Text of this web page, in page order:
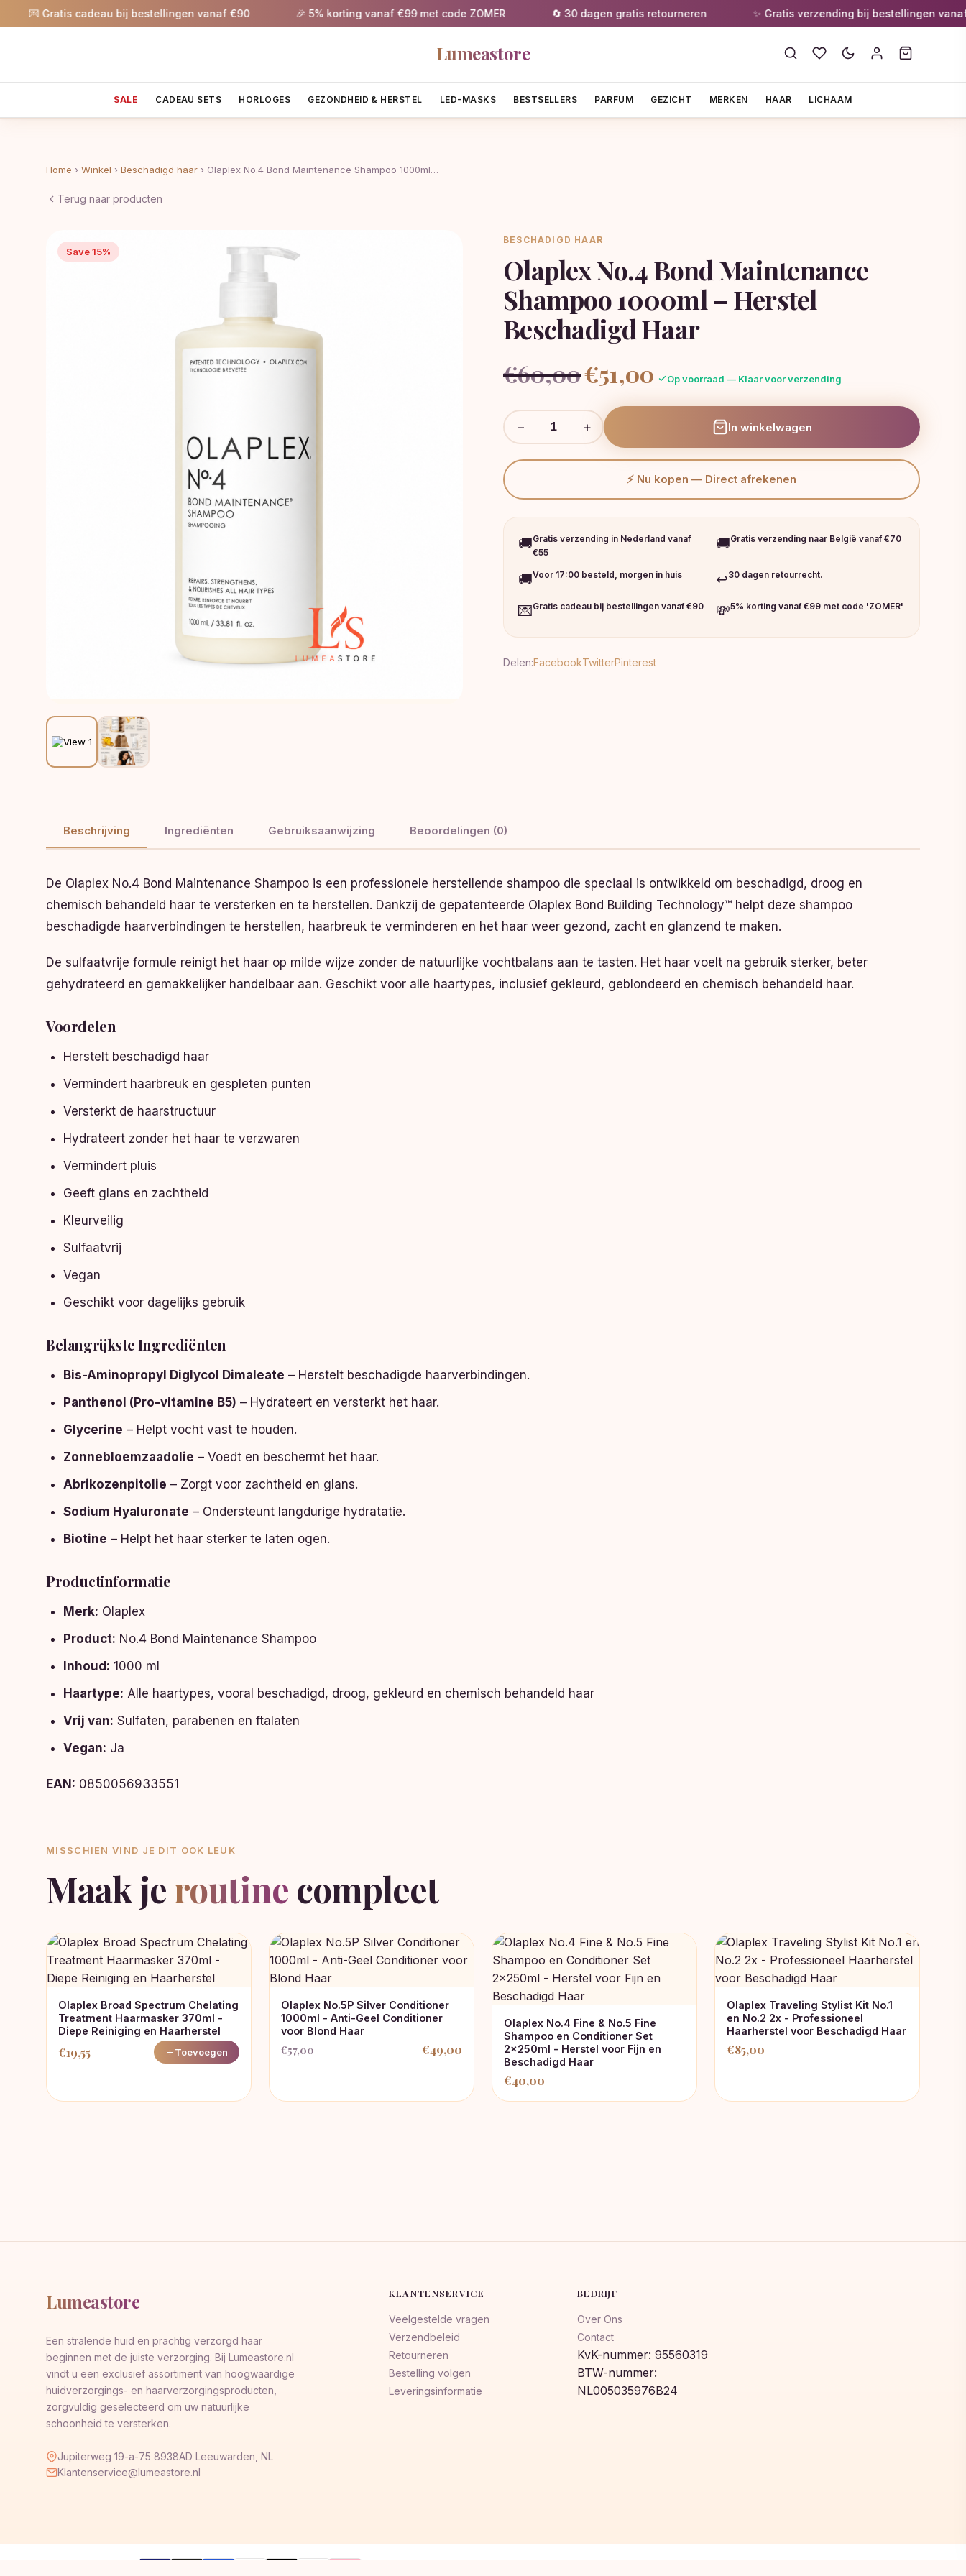
Gratis cadeau bij bestellingen vanaf €90 🎉 5% korting vanaf €99 met code ZOMER 🔄 30 dagen gratis retourneren ✨ Gratis verzending bij bestellingen vanaf €55
Lumeastore
SALE CADEAU SETS HORLOGES GEZONDHEID & HERSTEL LED-MASKS BESTSELLERS PARFUM GEZICHT MERKEN HAAR LICHAAM
Home › Winkel › Beschadigd haar › Olaplex No.4 Bond Maintenance Shampoo 1000ml…
Terug naar producten
Save 15%
BESCHADIGD HAAR
Olaplex No.4 Bond Maintenance
Shampoo 1000ml – Herstel
Beschadigd Haar
€60,00
Oorspronkelijke
prijs
€60,00.
€51,00 prijsOp voorraad — Klaar voor verzending
− + In winkelwagen
⚡ Nu kopen — Direct afrekenen
🚚Gratis verzending in Nederland vanaf
€55
🚚Gratis verzending naar België vanaf €70
🚚Voor 17:00 besteld, morgen in huis ↩️30 dagen retourrecht.
💌Gratis cadeau bij bestellingen vanaf €90 💸5% korting vanaf €99 met code 'ZOMER'
Delen:FacebookTwitterPinterest
Beschrijving Ingrediënten Gebruiksaanwijzing Beoordelingen (0)
De Olaplex No.4 Bond Maintenance Shampoo is een professionele herstellende shampoo die speciaal is ontwikkeld om beschadigd, droog en
chemisch behandeld haar te versterken en te herstellen. Dankzij de gepatenteerde Olaplex Bond Building Technology™ helpt deze shampoo
beschadigde haarverbindingen te herstellen, haarbreuk te verminderen en het haar weer gezond, zacht en glanzend te maken.
De sulfaatvrije formule reinigt het haar op milde wijze zonder de natuurlijke vochtbalans aan te tasten. Het haar voelt na gebruik sterker, beter
gehydrateerd en gemakkelijker handelbaar aan. Geschikt voor alle haartypes, inclusief gekleurd, geblondeerd en chemisch behandeld haar.
Voordelen
Herstelt beschadigd haar
Vermindert haarbreuk en gespleten punten
Versterkt de haarstructuur
Hydrateert zonder het haar te verzwaren
Vermindert pluis
Geeft glans en zachtheid
Kleurveilig
Sulfaatvrij
Vegan
Geschikt voor dagelijks gebruik
Belangrijkste Ingrediënten
Bis-Aminopropyl Diglycol Dimaleate – Herstelt beschadigde haarverbindingen.
Panthenol (Pro-vitamine B5) – Hydrateert en versterkt het haar.
Glycerine – Helpt vocht vast te houden.
Zonnebloemzaadolie – Voedt en beschermt het haar.
Abrikozenpitolie – Zorgt voor zachtheid en glans.
Sodium Hyaluronate – Ondersteunt langdurige hydratatie.
Biotine – Helpt het haar sterker te laten ogen.
Productinformatie
Merk: Olaplex
Product: No.4 Bond Maintenance Shampoo
Inhoud: 1000 ml
Haartype: Alle haartypes, vooral beschadigd, droog, gekleurd en chemisch behandeld haar
Vrij van: Sulfaten, parabenen en ftalaten
Vegan: Ja
EAN: 0850056933551
MISSCHIEN VIND JE DIT OOK LEUK
Maak jeroutine compleet
Olaplex Broad Spectrum Chelating
Treatment Haarmasker 370ml -
Diepe Reiniging en Haarherstel
€19,55 Toevoegen
Olaplex No.5P Silver Conditioner
1000ml - Anti-Geel Conditioner
voor Blond Haar
€57,00
Oorspronkelijke
€49,00
Huidige
Olaplex No.4 Fine & No.5 Fine
Shampoo en Conditioner Set
2x250ml - Herstel voor Fijn en
Beschadigd Haar
€40,00
Olaplex Traveling Stylist Kit No.1
en No.2 2x - Professioneel
Haarherstel voor Beschadigd Haar
€85,00
Lumeastore
Een stralende huid en prachtig verzorgd haar
beginnen met de juiste verzorging. Bij Lumeastore.nl
vindt u een exclusief assortiment van hoogwaardige
huidverzorgings- en haarverzorgingsproducten,
zorgvuldig geselecteerd om uw natuurlijke
schoonheid te versterken.
Jupiterweg 19-a-75 8938AD Leeuwarden, NL
Klantenservice@lumeastore.nl
KLANTENSERVICE
Veelgestelde vragen
Verzendbeleid
Retourneren
Bestelling volgen
Leveringsinformatie
BEDRIJF
Over Ons
Contact
KvK-nummer: 95560319
BTW-nummer:
NL005035976B24